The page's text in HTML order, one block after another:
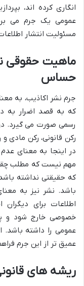
انگاری کرده اند،
عمومی یک جرم می
مسئولیت انتشار
ماهیت حقوقی
حساس
جرم نشر اکاذیب، به
که به قصد اضرار به
رسمی صورت می گیرد.
رکن قانونی، رکن مادی
در اینجا به معنای
مهم نیست که مطلب
که حقیقتی نداشته
باشد. نشر نیز به
اطلاعات برای
خصوصی خارج شود و
عمومی را داشته باشد.
عمیق تر از این جرم
ریشه های